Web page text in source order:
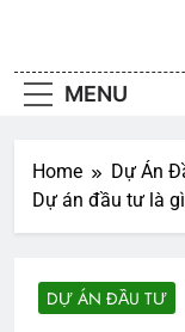
MENU
Home
Dự Án
Dự án đầu tư là
DỰ ÁN ĐẦU TƯ